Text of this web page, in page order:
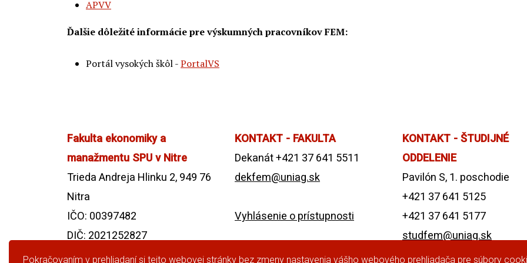
APVV
Ďalšie dôležité informácie pre výskumných pracovníkov FEM:
Portál vysokých škôl -PortalVS
Pokračovaním v prehliadaní si tejto webovej stránky bez zmeny nastavenia vášho webového prehliadača pre súbory
Fakulta ekonomiky a
manažmentu SPU v Nitre
Trieda Andreja Hlinku 2, 949 76
Nitra
IČO: 00397482
DIČ: 2021252827
IČ DPH: SK2021252827
KONTAKT - FAKULTA
Dekanát +421 37 641 5511
dekfem@uniag.sk
Vyhlásenie o prístupnosti
KONTAKT - ŠTUDIJNÉ
ODDELENIE
Pavilón S, 1. poschodie
+421 37 641 5125
+421 37 641 5177
studfem@uniag.sk
Viac informácií.